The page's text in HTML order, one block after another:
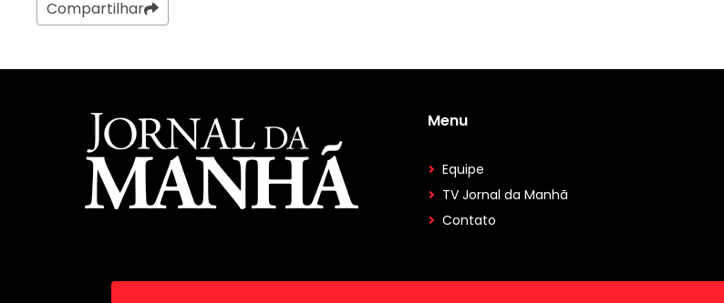
Compartilhar
Menu
Equipe
TV Jornal da Manhã
Contato